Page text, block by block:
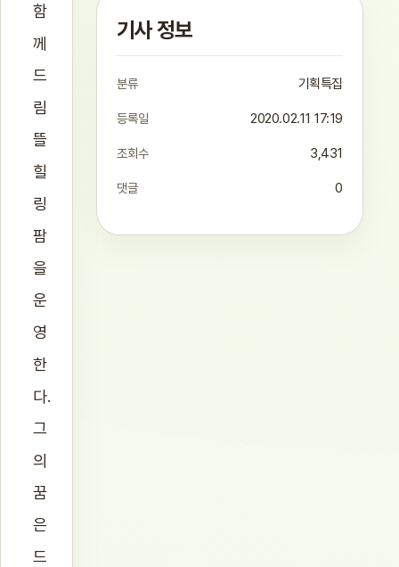
함
께
드
림
뜰
힐
링
팜
을
운
영
한
다.
그
의
꿈
은
드
기사 정보
분류 기획특집
등록일 2020.02.11 17:19
조회수 3,431
댓글 0